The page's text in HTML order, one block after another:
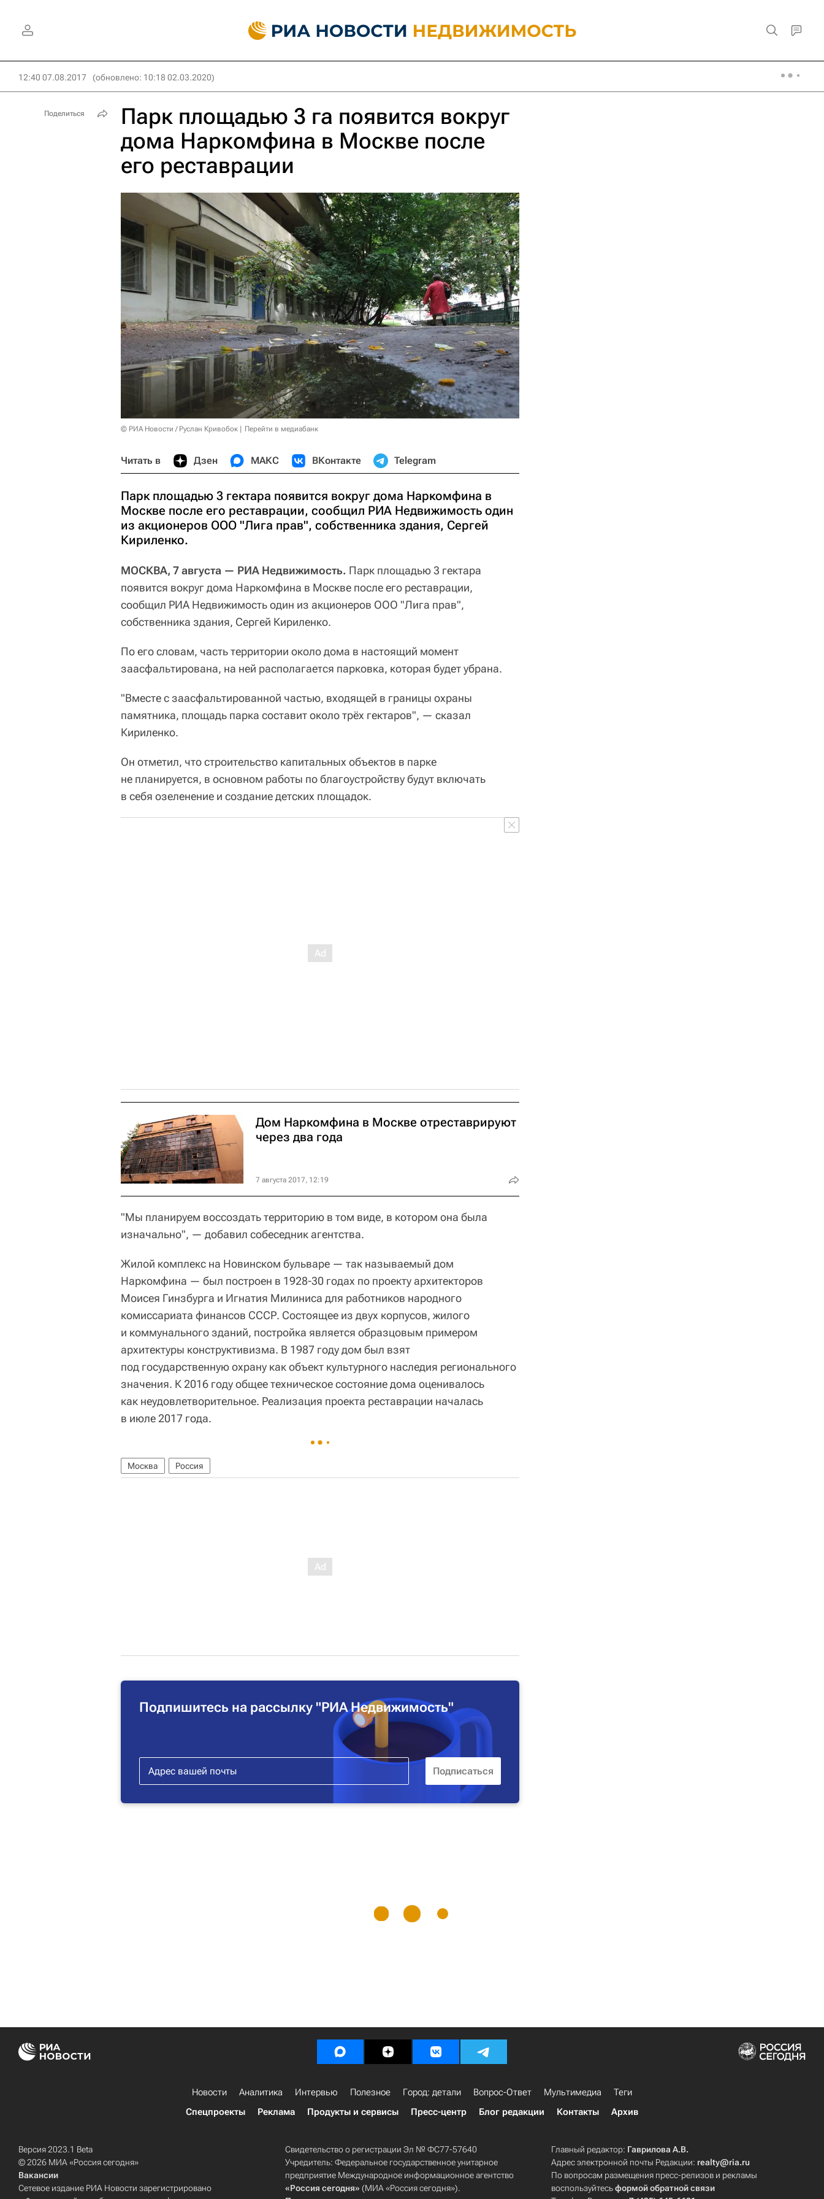
12:40 07.08.2017 (обновлено: 10:18 02.03.2020)
Парк площадью 3 га появится вокруг
дома Наркомфина в Москве после
его реставрации
© РИА Новости / Руслан Кривобок Перейти в медиабанк
Читать в Дзен МАКС ВКонтакте Telegram
Парк площадью 3 гектара появится вокруг дома Наркомфина в
Москве после его реставрации, сообщил РИА Недвижимость один
из акционеров ООО "Лига прав", собственника здания, Сергей
Кириленко.
МОСКВА, 7 августа — РИА Недвижимость. Парк площадью 3 гектара
появится вокруг дома Наркомфина в Москве после его реставрации,
сообщил РИА Недвижимость один из акционеров ООО "Лига прав",
собственника здания, Сергей Кириленко.
По его словам, часть территории около дома в настоящий момент
заасфальтирована, на ней располагается парковка, которая будет убрана.
"Вместе с заасфальтированной частью, входящей в границы охраны
памятника, площадь парка составит около трёх гектаров", — сказал
Кириленко.
Он отметил, что строительство капитальных объектов в парке
не планируется, в основном работы по благоустройству будут включать
в себя озеленение и создание детских площадок.
Дом Наркомфина в Москве отреставрируют
через два года
7 августа 2017, 12:19
"Мы планируем воссоздать территорию в том виде, в котором она была
изначально", — добавил собеседник агентства.
Жилой комплекс на Новинском бульваре — так называемый дом
Наркомфина — был построен в 1928-30 годах по проекту архитекторов
Моисея Гинзбурга и Игнатия Милиниса для работников народного
комиссариата финансов СССР. Состоящее из двух корпусов, жилого
и коммунального зданий, постройка является образцовым примером
архитектуры конструктивизма. В 1987 году дом был взят
под государственную охрану как объект культурного наследия регионального
значения. К 2016 году общее техническое состояние дома оценивалось
как неудовлетворительное. Реализация проекта реставрации началась
в июле 2017 года.
Москва Россия
Подпишитесь на рассылку "РИА Недвижимость"
Поделиться
Новости Аналитика Интервью Полезное Город: детали Вопрос-Ответ Мультимедиа
Теги
Спецпроекты
Реклама Продукты и сервисы Пресс-центр Блог редакции Контакты Архив
Версия 2023.1 Beta
© 2026 МИА «Россия сегодня»
Вакансии
Сетевое издание РИА Новости зарегистрировано
Свидетельство о регистрации Эл № ФС77-57640
Учредитель: Федеральное государственное унитарное
предприятие Международное информационное агентство
«Россия сегодня» (МИА «Россия сегодня»).
Главный редактор: Гаврилова А.В.
Адрес электронной почты Редакции: realty@ria.ru
По вопросам размещения пресс-релизов и рекламы
воспользуйтесьформой обратной связи